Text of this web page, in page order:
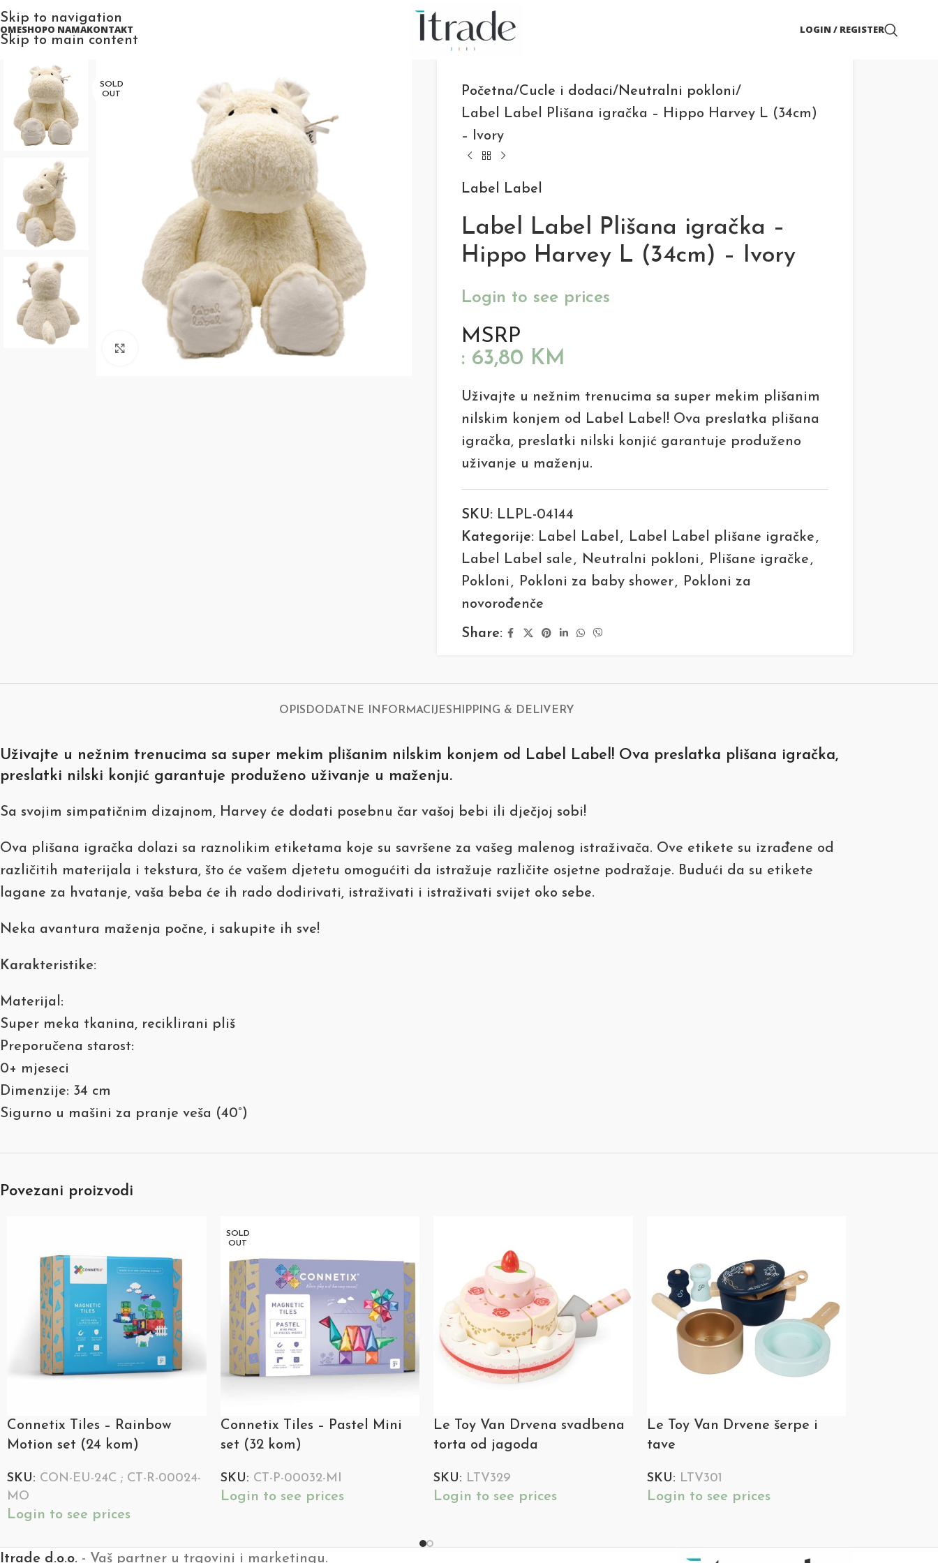
Skip to navigation
Skip to main content
SHOPO NAMAKONTAKT LOGIN / REGISTER
SOLD
OUT
Click to enlarge
Početna Cucle i dodaci Neutralni pokloni
Label Label Plišana igračka – Hippo Harvey L (34cm)
– Ivory
Label Label
Label Label Plišana igračka –
Hippo Harvey L (34cm) – Ivory
Login to see prices
MSRP
: 63,80 KM
Uživajte u nežnim trenucima sa super mekim plišanim
nilskim konjem od Label Label! Ova preslatka plišana
igračka, preslatki nilski konjić garantuje produženo
uživanje u maženju.
SKU: LLPL-04144
Kategorije: Label Label , Label Label plišane igračke ,
Label Label sale , Neutralni pokloni , Plišane igračke ,
Pokloni , Pokloni za baby shower, Pokloni za
novorođenče
Share:
OPIS DODATNE INFORMACIJESHIPPING & DELIVERY
Uživajte u nežnim trenucima sa super mekim plišanim nilskim konjem od Label Label! Ova preslatka plišana igračka,
preslatki nilski konjić garantuje produženo uživanje u maženju.
Sa svojim simpatičnim dizajnom, Harvey će dodati posebnu čar vašoj bebi ili dječjoj sobi!
Ova plišana igračka dolazi sa raznolikim etiketama koje su savršene za vašeg malenog istraživača. Ove etikete su izrađene od
različitih materijala i tekstura, što će vašem djetetu omogućiti da istražuje različite osjetne podražaje. Budući da su etikete
lagane za hvatanje, vaša beba će ih rado dodirivati, istraživati i istraživati svijet oko sebe.
Neka avantura maženja počne, i sakupite ih sve!
Karakteristike:
Materijal:
Super meka tkanina, reciklirani pliš
Preporučena starost:
0+ mjeseci
Dimenzije: 34 cm
Sigurno u mašini za pranje veša (40°)
Povezani proizvodi
Connetix Tiles – Rainbow
Motion set (24 kom)
SKU: CON-EU-24C ; CT-R-00024-
MO
Login to see prices
SOLD
OUT
Connetix Tiles – Pastel Mini
set (32 kom)
SKU: CT-P-00032-MI
Login to see prices
Le Toy Van Drvena svadbena
torta od jagoda
SKU: LTV329
Login to see prices
Le Toy Van Drvene šerpe i
tave
SKU: LTV301
Login to see prices
Itrade d.o.o. - Vaš partner u trgovini i marketingu.